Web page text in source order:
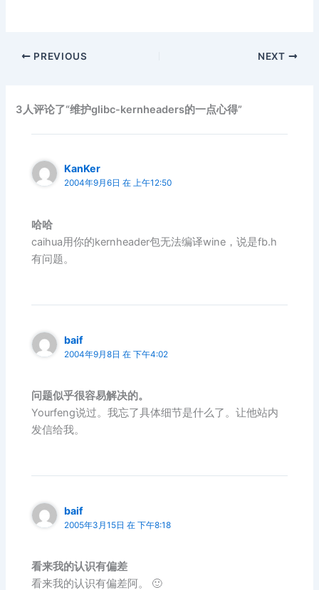
PREVIOUS NEXT
3人评论了“维护glibc-kernheaders的一点心得”
KanKer
2004年9月6日 在 上午12:50
哈哈
caihua用你的kernheader包无法编译wine，说是fb.h
有问题。
baif
2004年9月8日 在 下午4:02
问题似乎很容易解决的。
Yourfeng说过。我忘了具体细节是什么了。让他站内
发信给我。
baif
2005年3月15日 在 下午8:18
看来我的认识有偏差
看来我的认识有偏差阿。 🙂